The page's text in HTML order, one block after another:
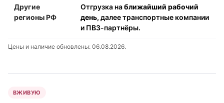
Другие
регионы РФ
Отгрузка наближайший рабочий
день, далее транспортные компании
и ПВЗ-партнёры.
Цены и наличие обновлены: 06.08.2026.
ВЖИВУЮ